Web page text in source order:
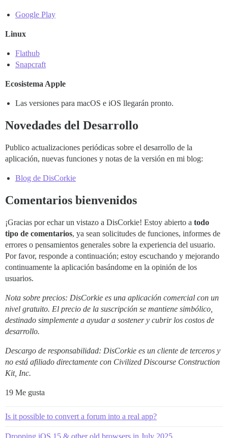
Google Play
Linux
Flathub
Snapcraft
Ecosistema Apple
Las versiones para macOS e iOS llegarán pronto.
Novedades del Desarrollo
Publico actualizaciones periódicas sobre el desarrollo de la
aplicación, nuevas funciones y notas de la versión en mi blog:
Blog de DisCorkie
Comentarios bienvenidos
¡Gracias por echar un vistazo a DisCorkie! Estoy abierto a todo
tipo de comentarios, ya sean solicitudes de funciones, informes de
errores o pensamientos generales sobre la experiencia del usuario.
Por favor, responde a continuación; estoy escuchando y mejorando
continuamente la aplicación basándome en la opinión de los
usuarios.
Nota sobre precios: DisCorkie es una aplicación comercial con un
nivel gratuito. El precio de la suscripción se mantiene simbólico,
destinado simplemente a ayudar a sostener y cubrir los costos de
desarrollo.
Descargo de responsabilidad: DisCorkie es un cliente de terceros y
no está afiliado directamente con Civilized Discourse Construction
Kit, Inc.
19 Me gusta
Is it possible to convert a forum into a real app?
Dropping iOS 15 & other old browsers in July 2025